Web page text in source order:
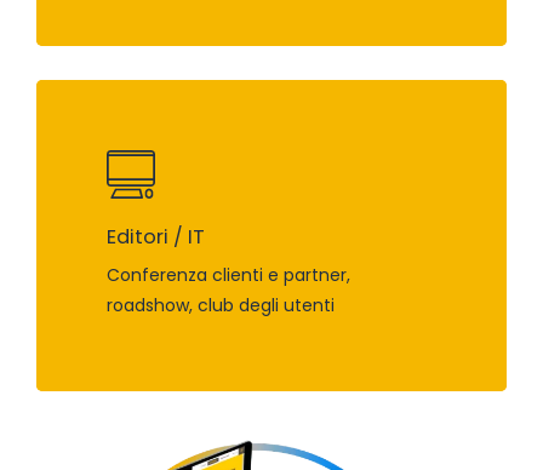
Editori / IT
Conferenza clienti e partner,
roadshow, club degli utenti